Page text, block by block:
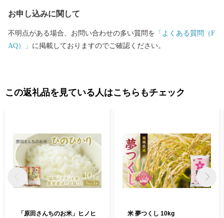
お申し込みに関して
不明点がある場合、お問い合わせの多い質問を 「よくある質問（F
AQ）」 に掲載しておりますのでご確認ください。
この返礼品を見ている人はこちらもチェック
「原田さんちのお米」ヒノヒ
米 夢つくし 10kg